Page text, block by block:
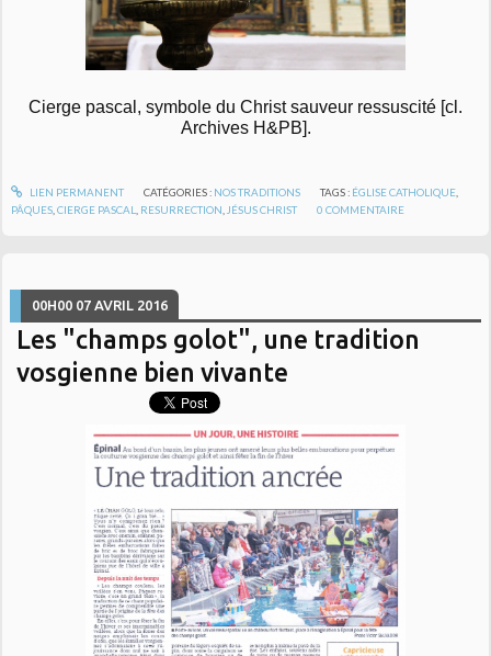
Cierge pascal, symbole du Christ sauveur ressuscité [cl.
Archives H&PB].
LIEN PERMANENT CATÉGORIES : NOS TRADITIONS TAGS : ÉGLISE CATHOLIQUE
PÂQUES ,CIERGE PASCAL RESURRECTION JÉSUS CHRIST 0 COMMENTAIRE
00H00 07 AVRIL 2016
Les "champs golot", une tradition
vosgienne bien vivante